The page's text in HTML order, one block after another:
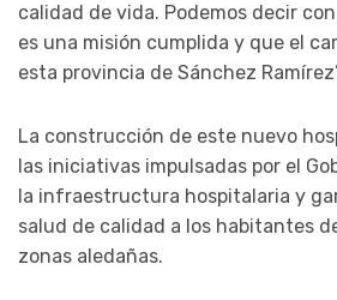
calidad de vida. Podemos decir
es una misión cumplida y que el
esta provincia de Sánchez
La construcción de este nuevo
las iniciativas impulsadas por el
la infraestructura hospitalaria y
salud de calidad a los habitantes
zonas aledañas.